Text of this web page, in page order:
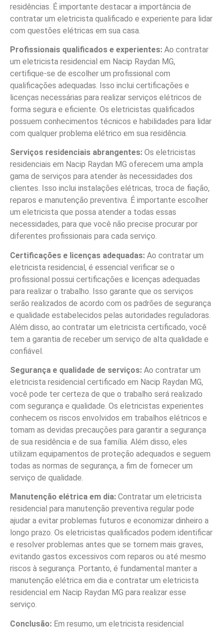
residências. É importante destacar a importância de
contratar um eletricista qualificado e experiente para lidar
com questões elétricas em sua casa.
Profissionais qualificados e experientes: Ao contratar
um eletricista residencial em Nacip Raydan MG,
certifique-se de escolher um profissional com
qualificações adequadas. Isso inclui certificações e
licenças necessárias para realizar serviços elétricos de
forma segura e eficiente. Os eletricistas qualificados
possuem conhecimentos técnicos e habilidades para lidar
com qualquer problema elétrico em sua residência.
Serviços residenciais abrangentes: Os eletricistas
residenciais em Nacip Raydan MG oferecem uma ampla
gama de serviços para atender às necessidades dos
clientes. Isso inclui instalações elétricas, troca de fiação,
reparos e manutenção preventiva. É importante escolher
um eletricista que possa atender a todas essas
necessidades, para que você não precise procurar por
diferentes profissionais para cada serviço.
Certificações e licenças adequadas: Ao contratar um
eletricista residencial, é essencial verificar se o
profissional possui certificações e licenças adequadas
para realizar o trabalho. Isso garante que os serviços
serão realizados de acordo com os padrões de segurança
e qualidade estabelecidos pelas autoridades reguladoras.
Além disso, ao contratar um eletricista certificado, você
tem a garantia de receber um serviço de alta qualidade e
confiável.
Segurança e qualidade de serviços: Ao contratar um
eletricista residencial certificado em Nacip Raydan MG,
você pode ter certeza de que o trabalho será realizado
com segurança e qualidade. Os eletricistas experientes
conhecem os riscos envolvidos em trabalhos elétricos e
tomam as devidas precauções para garantir a segurança
de sua residência e de sua família. Além disso, eles
utilizam equipamentos de proteção adequados e seguem
todas as normas de segurança, a fim de fornecer um
serviço de qualidade.
Manutenção elétrica em dia: Contratar um eletricista
residencial para manutenção preventiva regular pode
ajudar a evitar problemas futuros e economizar dinheiro a
longo prazo. Os eletricistas qualificados podem identificar
e resolver problemas antes que se tornem mais graves,
evitando gastos excessivos com reparos ou até mesmo
riscos à segurança. Portanto, é fundamental manter a
manutenção elétrica em dia e contratar um eletricista
residencial em Nacip Raydan MG para realizar esse
serviço.
Conclusão: Em resumo, um eletricista residencial